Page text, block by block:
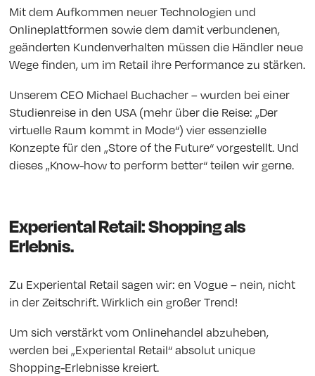
Mit dem Aufkommen neuer Technologien und
Onlineplattformen sowie dem damit verbundenen,
geänderten Kundenverhalten müssen die Händler neue
Wege finden, um im Retail ihre Performance zu stärken.
Unserem CEO Michael Buchacher – wurden bei einer
Studienreise in den USA (mehr über die Reise: „Der
virtuelle Raum kommt in Mode“) vier essenzielle
Konzepte für den „Store of the Future“ vorgestellt. Und
dieses „Know-how to perform better“ teilen wir gerne.
Experiental Retail: Shopping als
Erlebnis.
Zu Experiental Retail sagen wir: en Vogue – nein, nicht
in der Zeitschrift. Wirklich ein großer Trend!
Um sich verstärkt vom Onlinehandel abzuheben,
werden bei „Experiental Retail“ absolut unique
Shopping-Erlebnisse kreiert.